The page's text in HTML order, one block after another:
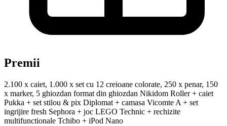
Premii
2.100 x caiet, 1.000 x set cu 12 creioane colorate, 250 x penar, 150
x marker, 5 ghiozdan format din ghiozdan Nikidom Roller + caiet
Pukka + set stilou & pix Diplomat + camasa Vicomte A + set
ingrijire fresh Sephora + joc LEGO Technic + rechizite
multifunctionale Tchibo + iPod Nano